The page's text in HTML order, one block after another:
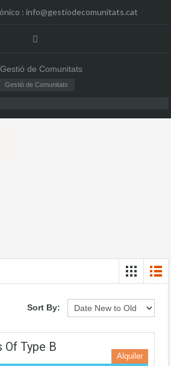
: info@gestiodecomunitats.cat
Gestió de Comunitats
Sort By:
Of Type B
Alquiler